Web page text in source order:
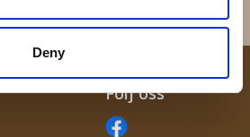
Deny
Följ oss